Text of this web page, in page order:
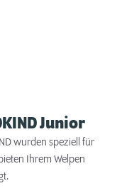
Junior
wurden speziell für
Ihrem Welpen